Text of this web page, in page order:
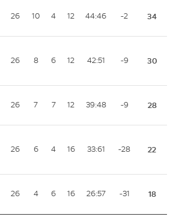
26 10 4 12 44:46 -2 34
26 8 6 12 42:51 -9 30
26 7 7 12 39:48 -9 28
26 6 4 16 33:61 -28 22
26 4 6 16 26:57 -31 18